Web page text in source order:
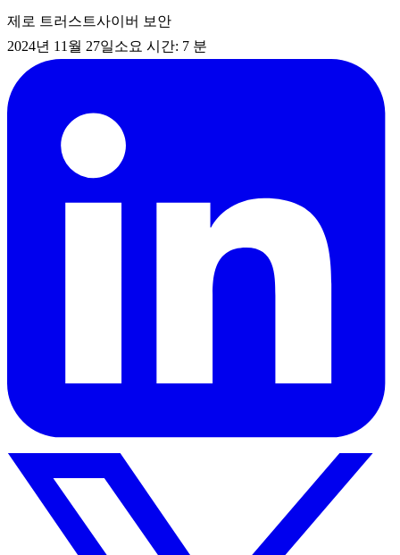
제로 트러스트사이버 보안
2024년 11월 27일소요 시간: 7 분